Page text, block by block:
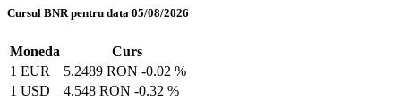
Cursul BNR pentru data 05/08/2026
Moneda
Curs
1 EUR
5.2489 RON -0.02 %
1 USD
4.548 RON -0.32 %